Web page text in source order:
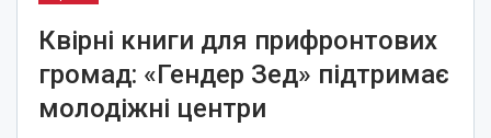
Квірні книги для прифронтових
громад: «Гендер Зед» підтримає
молодіжні центри